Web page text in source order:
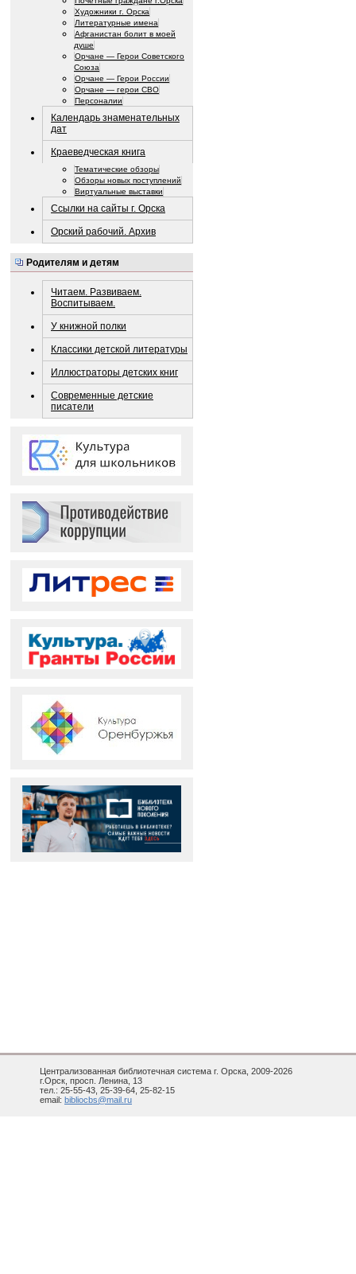
Художники г. Орска
Литературные имена
Афганистан болит в моей
душе
Орчане — Герои Советского
Союза
Орчане — Герои России
Орчане — герои СВО
Персоналии
Календарь знаменательных
дат
Краеведческая книга
Тематические обзоры
Обзоры новых поступлений
Виртуальные выставки
Ссылки на сайты г. Орска
Орский рабочий. Архив
Родителям и детям
Читаем. Развиваем.
Воспитываем.
У книжной полки
Классики детской литературы
Иллюстраторы детских книг
Современные детские
писатели
Централизованная библиотечная система г. Орска, 2009-2026
г.Орск, просп. Ленина, 13
тел.: 25-55-43, 25-39-64, 25-82-15
email: bibliocbs@mail.ru